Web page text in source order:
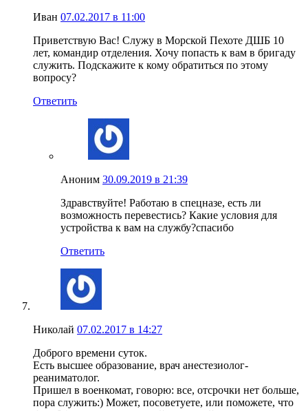
Иван 07.02.2017 в 11:00
Приветствую Вас! Служу в Морской Пехоте ДШБ 10
лет, командир отделения. Хочу попасть к вам в бригаду
служить. Подскажите к кому обратиться по этому
вопросу?
Ответить
Аноним 30.09.2019 в 21:39
Здравствуйте! Работаю в спецназе, есть ли
возможность перевестись? Какие условия для
устройства к вам на службу?спасибо
Ответить
Николай 07.02.2017 в 14:27
Доброго времени суток.
Есть высшее образование, врач анестезиолог-
реаниматолог.
Пришел в военкомат, говорю: все, отсрочки нет больше,
пора служить:) Может, посоветуете, или поможете, что